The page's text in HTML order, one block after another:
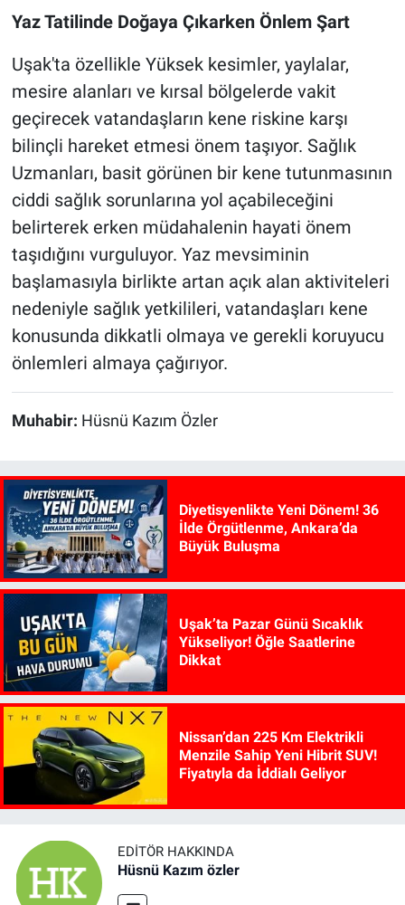
Yaz Tatilinde Doğaya Çıkarken Önlem Şart
Uşak'ta özellikle Yüksek kesimler, yaylalar,
mesire alanları ve kırsal bölgelerde vakit
geçirecek vatandaşların kene riskine karşı
bilinçli hareket etmesi önem taşıyor. Sağlık
Uzmanları, basit görünen bir kene tutunmasının
ciddi sağlık sorunlarına yol açabileceğini
belirterek erken müdahalenin hayati önem
taşıdığını vurguluyor. Yaz mevsiminin
başlamasıyla birlikte artan açık alan aktiviteleri
nedeniyle sağlık yetkilileri, vatandaşları kene
konusunda dikkatli olmaya ve gerekli koruyucu
önlemleri almaya çağırıyor.
Muhabir: Hüsnü Kazım Özler
Diyetisyenlikte Yeni Dönem! 36
İlde Örgütlenme, Ankara’da
Büyük Buluşma
Uşak’ta Pazar Günü Sıcaklık
Yükseliyor! Öğle Saatlerine
Dikkat
Nissan’dan 225 Km Elektrikli
Menzile Sahip Yeni Hibrit SUV!
Fiyatıyla da İddialı Geliyor
EDITÖR HAKKINDA
Hüsnü Kazım özler